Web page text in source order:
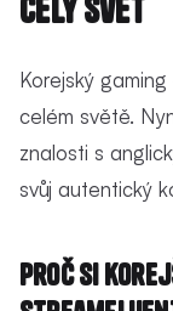
celý svět
Korejský
celém světě.
znalosti s
svůj autentický
Proč si